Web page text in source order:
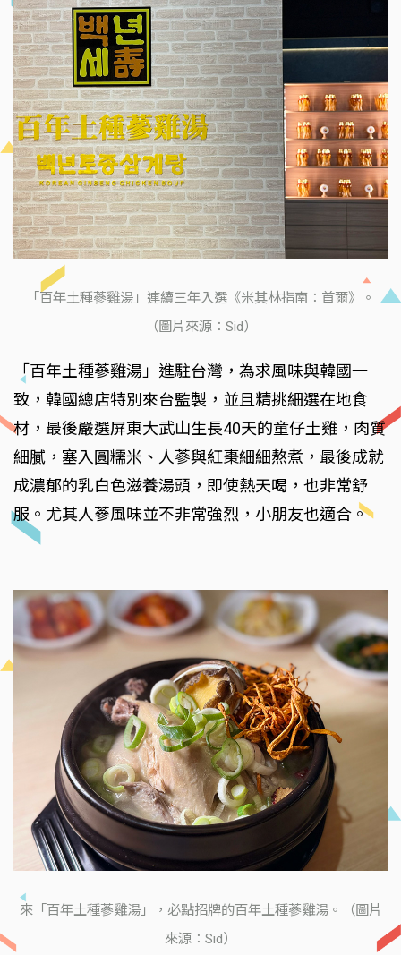
「百年土種蔘雞湯」連續三年入選《米其林指南：首爾》。
（圖片來源：Sid）
「百年土種蔘雞湯」進駐台灣，為求風味與韓國一
致，韓國總店特別來台監製，並且精挑細選在地食
材，最後嚴選屏東大武山生長40天的童仔土雞，肉質
細膩，塞入圓糯米、人蔘與紅棗細細熬煮，最後成就
成濃郁的乳白色滋養湯頭，即使熱天喝，也非常舒
服。尤其人蔘風味並不非常強烈，小朋友也適合。
來「百年土種蔘雞湯」，必點招牌的百年土種蔘雞湯。（圖片
來源：Sid）